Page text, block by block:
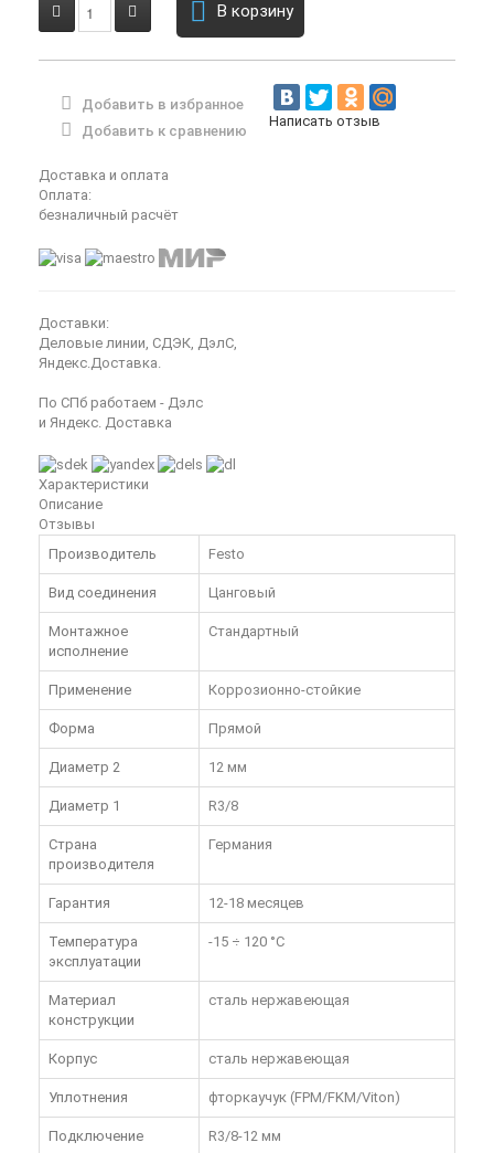
В корзину
Добавить в избранное
Добавить к сравнению
Написать отзыв
Доставка и оплата
Оплата:
безналичный расчёт
Доставки:
Деловые линии, СДЭК, ДэлС,
Яндекс.Доставка.
По СПб работаем - Дэлс
и Яндекс. Доставка
Характеристики
Описание
Отзывы
Производитель
Festo
Вид соединения Цанговый
Монтажное
исполнение
Стандартный
Применение Коррозионно-стойкие
Форма Прямой
Диаметр 2 12 мм
Диаметр 1 R3/8
Страна
производителя
Германия
Гарантия 12-18 месяцев
Температура
эксплуатации
-15 ÷ 120 °C
Материал
конструкции
сталь нержавеющая
Корпус сталь нержавеющая
Уплотнения фторкаучук (FPM/FKM/Viton)
Подключение R3/8-12 мм